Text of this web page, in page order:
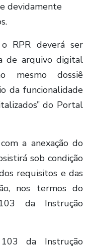
devidamente
RPR deverá ser
de arquivo digital
mesmo dossiê
da funcionalidade
do Portal
a anexação do
sob condição
requisitos e das
nos termos do
da Instrução
da Instrução